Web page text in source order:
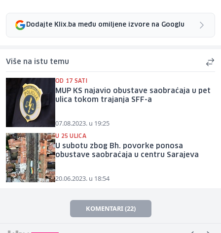
Dodajte Klix.ba među omiljene izvore na Googlu
Više na istu temu
OD 17 SATI
MUP KS najavio obustave saobraćaja u pet
ulica tokom trajanja SFF-a
07.08.2023. u 19:25
U 25 ULICA
U subotu zbog Bh. povorke ponosa
obustave saobraćaja u centru Sarajeva
20.06.2023. u 18:54
KOMENTARI (22)